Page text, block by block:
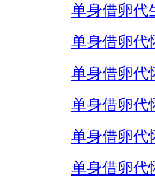
单身借卵代
单身借卵代
单身借卵代
单身借卵代
单身借卵代
单身借卵代